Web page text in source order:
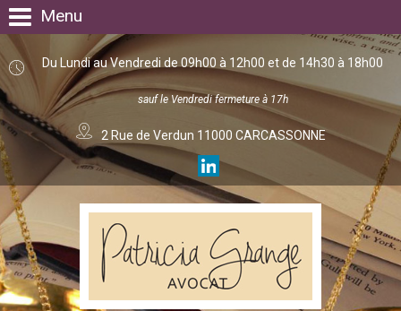
Menu
Du Lundi au Vendredi de 09h00 à 12h00 et de 14h30 à 18h00
sauf le Vendredi fermeture à 17h
2 Rue de Verdun 11000 CARCASSONNE